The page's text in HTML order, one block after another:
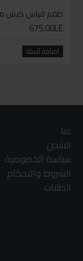
675.00LE
اضافة للسلة
عنا
الشحن
سياسة الخصوصية
الشروط والاحكام
الطلبات